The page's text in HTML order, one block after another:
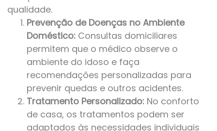
qualidade.
Prevenção de Doenças no Ambiente
Doméstico: Consultas domiciliares
permitem que o médico observe o
ambiente do idoso e faça
recomendações personalizadas para
prevenir quedas e outros acidentes.
Tratamento Personalizado: No conforto
de casa, os tratamentos podem ser
adaptados às necessidades individuais